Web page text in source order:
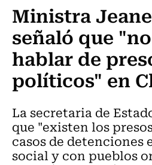
Ministra
señaló que
hablar de
políticos" en
La secretaria de
que "existen los
casos de detenciones
social y con pueblos